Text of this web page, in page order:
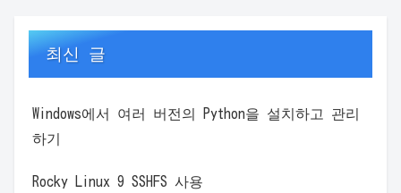
최신 글
Windows에서 여러 버전의 Python을 설치하고 관리
하기
Rocky Linux 9 SSHFS 사용